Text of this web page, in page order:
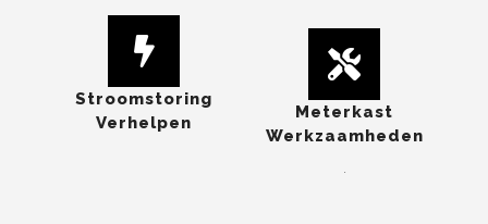
Stroomstoring
Verhelpen
Meterkast
Werkzaamheden